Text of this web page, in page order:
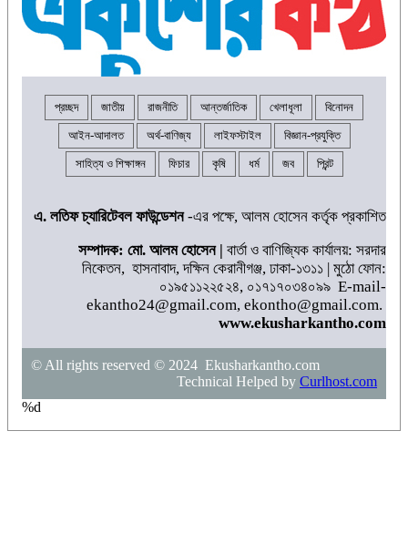
প্রচ্ছদ জাতীয় রাজনীতি আন্তর্জাতিক খেলাধূলা বিনোদন
আইন-আদালত অর্থ-বাণিজ্য লাইফস্টাইল বিজ্ঞান-প্রযুক্তি
সাহিত্য ও শিক্ষাঙ্গন ফিচার কৃষি ধর্ম জব প্রিন্ট
এ. লতিফ চ্যারিটেবল ফাউন্ডেশন-এর পক্ষে, আলম হোসেন কর্তৃক প্রকাশিত
সম্পাদক: মো. আলম হোসেন | বার্তা ও বাণিজ্যিক কার্যালয়: সরদার
নিকেতন, হাসনাবাদ, দক্ষিন কেরানীগঞ্জ, ঢাকা-১৩১১ | মুঠো ফোন:
০১৯৫১১২২৫২৪, ০১৭১৭০৩৪০৯৯ E-mail-
ekantho24@gmail.com, ekontho@gmail.com.
www.ekusharkantho.com
© All rights reserved © 2024 Ekusharkantho.com
Technical Helped by Curlhost.com
%d